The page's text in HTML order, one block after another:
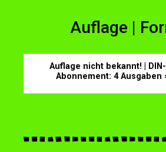
Auflage |
Auflage nicht bekannt! | DIN-
Abonnement: 4 Ausgaben